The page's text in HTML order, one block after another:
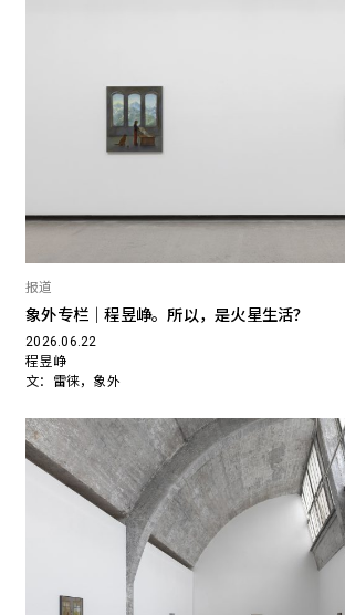
报道
象外专栏｜程昱峥。所以，是火星生活？
2026.06.22
程昱峥
文：雷徕，象外